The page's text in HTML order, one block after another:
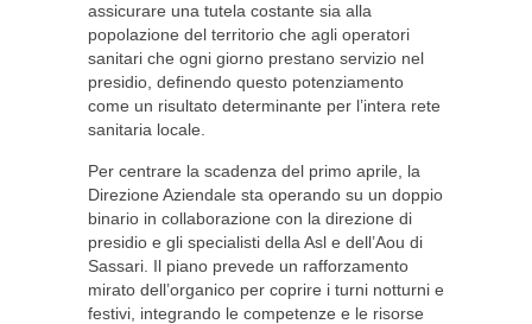
assicurare una tutela costante sia alla
popolazione del territorio che agli operatori
sanitari che ogni giorno prestano servizio nel
presidio, definendo questo potenziamento
come un risultato determinante per l’intera rete
sanitaria locale.
Per centrare la scadenza del primo aprile, la
Direzione Aziendale sta operando su un doppio
binario in collaborazione con la direzione di
presidio e gli specialisti della Asl e dell’Aou di
Sassari. Il piano prevede un rafforzamento
mirato dell’organico per coprire i turni notturni e
festivi, integrando le competenze e le risorse